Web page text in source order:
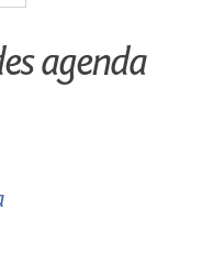
agenda